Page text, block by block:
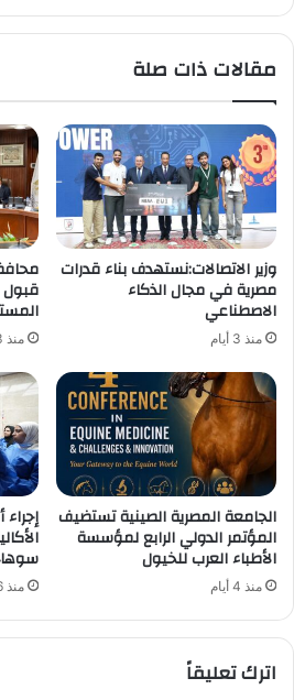
مقالات ذات صلة
وزير الاتصالات:نستهدف بناء قدرات
مصرية في مجال الذكاء
الاصطناعي
منذ 3 أيام
قبول
منذ 3 أيام
الجامعة المصرية الصينية تستضيف
المؤتمر الدولي الرابع لمؤسسة
الأطباء العرب للخيول
منذ 4 أيام منذ 6 أيام
اترك تعليقاً